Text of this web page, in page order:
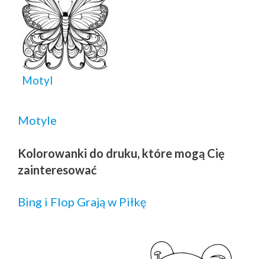
Motyl
Motyle
Kolorowanki do druku, które mogą Cię
zainteresować
Bing i Flop Grają w Piłkę